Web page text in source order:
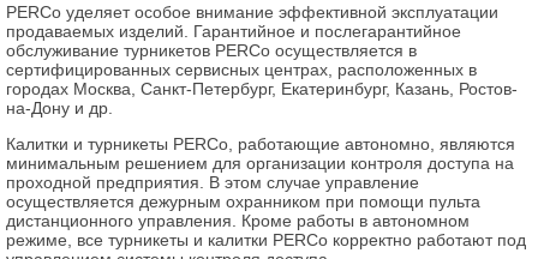
PERCo уделяет особое внимание эффективной эксплуатации
продаваемых изделий. Гарантийное и послегарантийное
обслуживание турникетов PERCo осуществляется в
сертифицированных сервисных центрах, расположенных в
городах Москва, Санкт-Петербург, Екатеринбург, Казань, Ростов-
на-Дону и др.
Калитки и турникеты PERCo, работающие автономно, являются
минимальным решением для организации контроля доступа на
проходной предприятия. В этом случае управление
осуществляется дежурным охранником при помощи пульта
дистанционного управления. Кроме работы в автономном
режиме, все турникеты и калитки PERCo корректно работают под